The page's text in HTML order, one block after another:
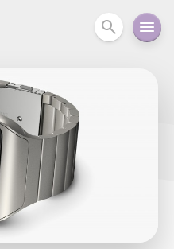
関連 カメラ
アクションカメラ
Android